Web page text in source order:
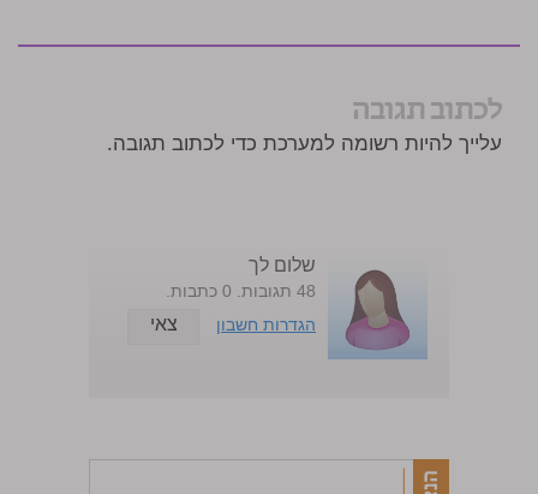
לכתוב תגובה
עלייך להיות רשומה למערכת כדי לכתוב תגובה.
שלום לך
48 תגובות. 0 כתבות.
הגדרות חשבון
צאי